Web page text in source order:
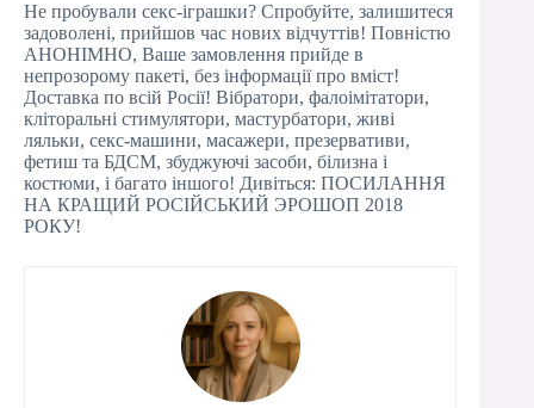
Не пробували секс-іграшки? Спробуйте, залишитеся
задоволені, прийшов час нових відчуттів! Повністю
АНОНІМНО, Ваше замовлення прийде в
непрозорому пакеті, без інформації про вміст!
Доставка по всій Росії! Вібратори, фалоімітатори,
кліторальні стимулятори, мастурбатори, живі
ляльки, секс-машини, масажери, презервативи,
фетиш та БДСМ, збуджуючі засоби, білизна і
костюми, і багато іншого! Дивіться: ПОСИЛАННЯ
НА КРАЩИЙ РОСІЙСЬКИЙ ЭРОШОП 2018
РОКУ!